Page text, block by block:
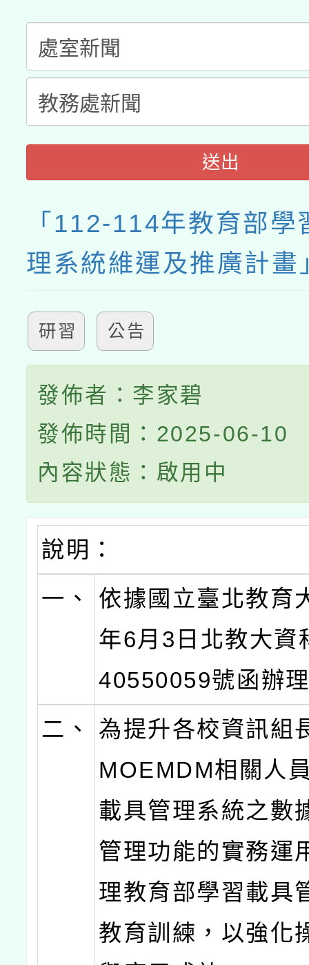
接種之民眾」措施，延
月28日止
送出
「112-114年教育部學
理系統維運及推廣計畫
研習 公告
發佈者：李家碧
發佈時間：2025-06-10
內容狀態：啟用中
說明：
一、
依據國立臺北教育
年6月3日北教大資
40550059號函辦
二、
為提升各校資訊組
MOEMDM相關人
載具管理系統之數
管理功能的實務運
理教育部學習載具
教育訓練，以強化